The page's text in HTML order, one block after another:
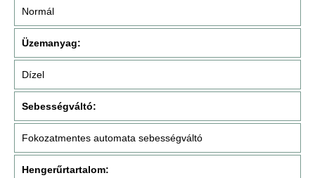
Normál
Üzemanyag:
Dízel
Sebességváltó:
Fokozatmentes automata sebességváltó
Hengerűrtartalom: